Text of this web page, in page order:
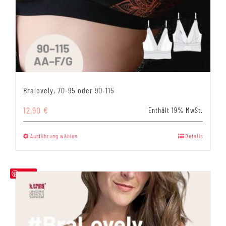
Bralovely, 70-95 oder 90-115
12,90 € Enthält 19% MwSt.
Ausführung wählen
mehrere
Varianten
auf.
Die
Optionen
Details
Save